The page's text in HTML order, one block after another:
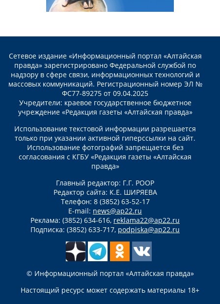
Сетевое издание «Информационный портал «Алтайская
правда» зарегистрировано Федеральной службой по
надзору в сфере связи, информационных технологий и
массовых коммуникаций. Регистрационный номер ЭЛ №
ФС77-89275 от 09.04.2025
Учредители: краевое государственное бюджетное
учреждение «Редакция газеты «Алтайская правда»
Использование текстовой информации разрешается
только при указании активной гиперссылки на сайт.
Использование фотографий запрещается без
согласования с КГБУ «Редакция газеты «Алтайская
правда»
Главный редактор: Г.Г. РООР
Редактор сайта: К.Е. ШИРЯЕВА
Телефон: 8 (3852) 63-52-17
E-mail: news@ap22.ru
Реклама: (3852) 634-616, reklama22@ap22.ru
Подписка: (3852) 633-717, podpiska@ap22.ru
© Информационный портал «Алтайская правда»
Настоящий ресурс может содержать материалы 18+